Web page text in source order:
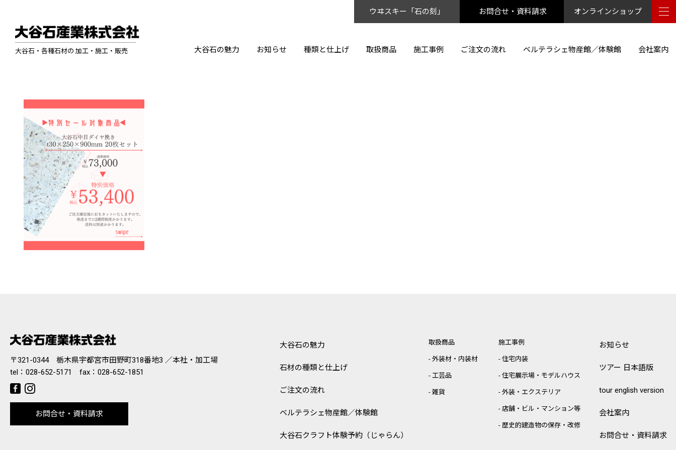
大谷石・各種石材の 加工・施工・販売 大谷石の魅力 お知らせ 種類と仕上げ 取扱商品 施工事例 ご注文の流れ ベルテラシェ物産館／体験館 会社案内
ウヰスキー「石の刻」 お問合せ・資料請求 オンラインショップ
〒321-0344 栃木県宇都宮市田野町318番地3 ／本社・加工場
tel： 028-652-5171 fax：028-652-1851
お問合せ・資料請求
大谷石の魅力
石材の種類と仕上げ
ご注文の流れ
ベルテラシェ物産館／体験館
大谷石クラフト体験予約（じゃらん）
お知らせ
ツアー 日本語版
tour english version
会社案内
お問合せ・資料請求
取扱商品
外装材・内装材
工芸品
雑貨
施工事例
住宅内装
住宅展示場・モデルハウス
外装・エクステリア
店舗・ビル・マンション等
歴史的建造物の保存・改修